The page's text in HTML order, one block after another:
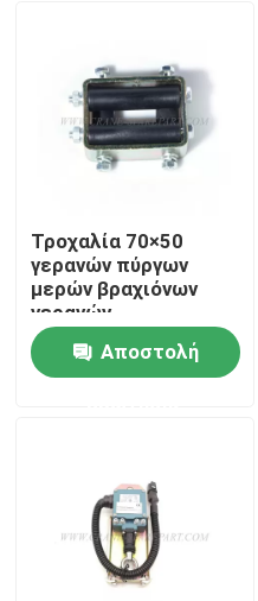
Σχετικά με εμάς
Γύρος εργοστασίων
επαφή
Νέα
Ανταλλακτικά γερανών
Ηλεκτρικά μέρη γερανών
Τροχαλία 70×50
γερανών πύργων
μερών βραχιόνων
γερανών
A229900005525
SANY
Αποστολή